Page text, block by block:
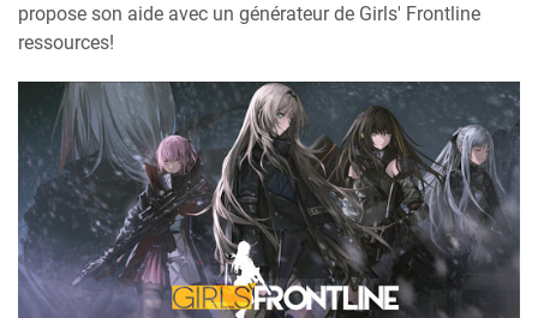
propose son aide avec un générateur de Girls' Frontline
ressources!